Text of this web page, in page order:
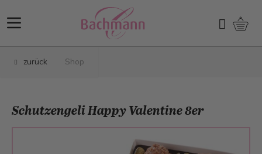
Suchen
zurück Shop
Schutzengeli Happy Valentine 8er